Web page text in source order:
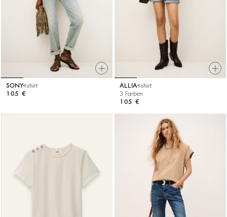
SONYt-shirt
105 €
ALLIAt-shirt
3 Farben
105 €